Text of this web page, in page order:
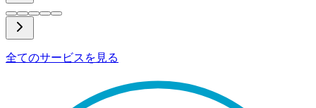
全てのサービスを見る